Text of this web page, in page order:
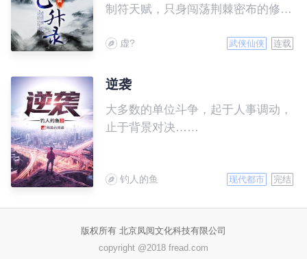
制符天赋，只身闯荡荆棘密布的修仙
有了难以预料的变化，是福还是祸？
虚? 武侠仙侠 连载
逆袭
大多数的单位斗争，起于人事调动，
止于背景对决……
钓人的鱼 现代都市 完结
版权所有 北京凤阅文化科技有限公司
copyright @2018 fread.com